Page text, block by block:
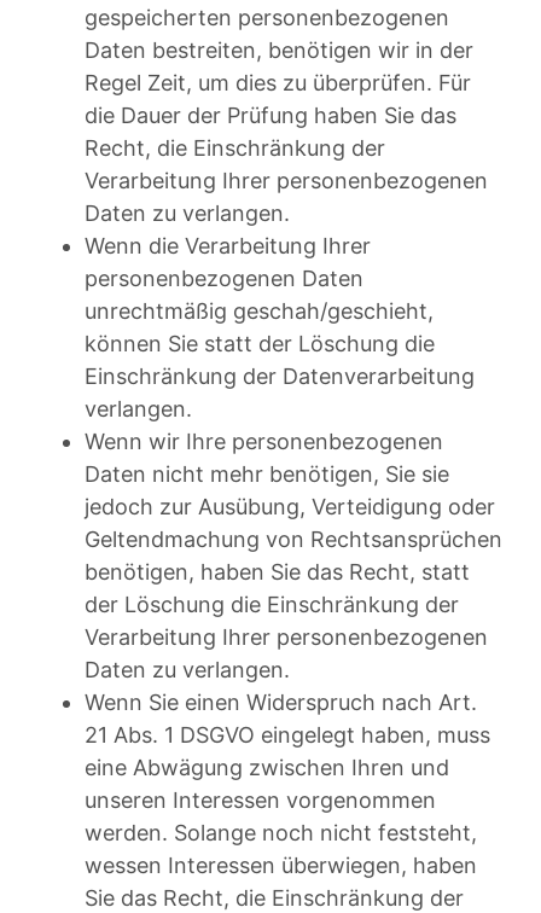
gespeicherten personenbezogenen
Daten bestreiten, benötigen wir in der
Regel Zeit, um dies zu überprüfen. Für
die Dauer der Prüfung haben Sie das
Recht, die Einschränkung der
Verarbeitung Ihrer personenbezogenen
Daten zu verlangen.
Wenn die Verarbeitung Ihrer
personenbezogenen Daten
unrechtmäßig geschah/geschieht,
können Sie statt der Löschung die
Einschränkung der Datenverarbeitung
verlangen.
Wenn wir Ihre personenbezogenen
Daten nicht mehr benötigen, Sie sie
jedoch zur Ausübung, Verteidigung oder
Geltendmachung von Rechtsansprüchen
benötigen, haben Sie das Recht, statt
der Löschung die Einschränkung der
Verarbeitung Ihrer personenbezogenen
Daten zu verlangen.
Wenn Sie einen Widerspruch nach Art.
21 Abs. 1 DSGVO eingelegt haben, muss
eine Abwägung zwischen Ihren und
unseren Interessen vorgenommen
werden. Solange noch nicht feststeht,
wessen Interessen überwiegen, haben
Sie das Recht, die Einschränkung der